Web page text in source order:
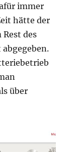
immer
hätte der
des
über